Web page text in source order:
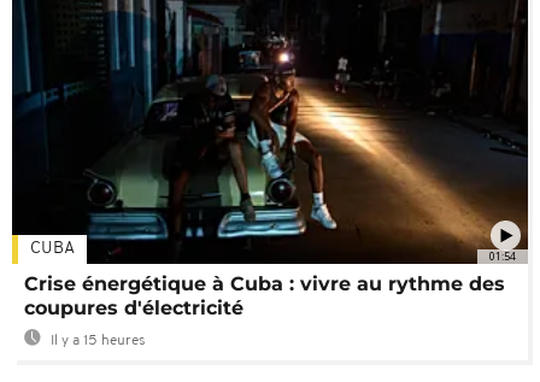
01:54
CUBA
Crise énergétique à Cuba : vivre au rythme des
coupures d'électricité
Il y a 15 heures